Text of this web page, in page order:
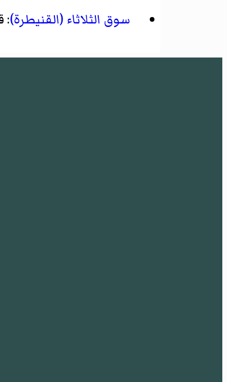
سوق الثلاثاء (القنيطرة):